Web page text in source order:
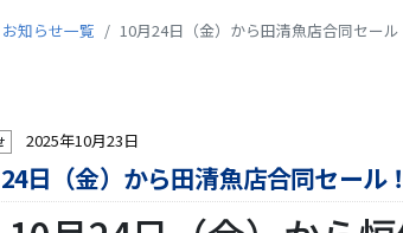
お知らせ一覧 10月24日（金）から田清魚店合同セール
2025年10月23日
日（金）から田清魚店合同セール！